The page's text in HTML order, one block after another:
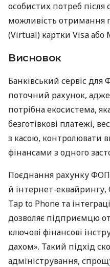
особистих потреб після
можливість отримання
(Virtual) картки Visa або
Висновок
Банківський сервіс
поточний рахунок,
потрібна екосистема,
безготівкові платежі,
з касою, контролювати
фінансами з одного
Поєднання рахунку
й інтернет-еквайрингу,
Tap to Phone та
дозволяє підприємцю
ключові фінансові
дахом». Такий підхід
адміністрування,